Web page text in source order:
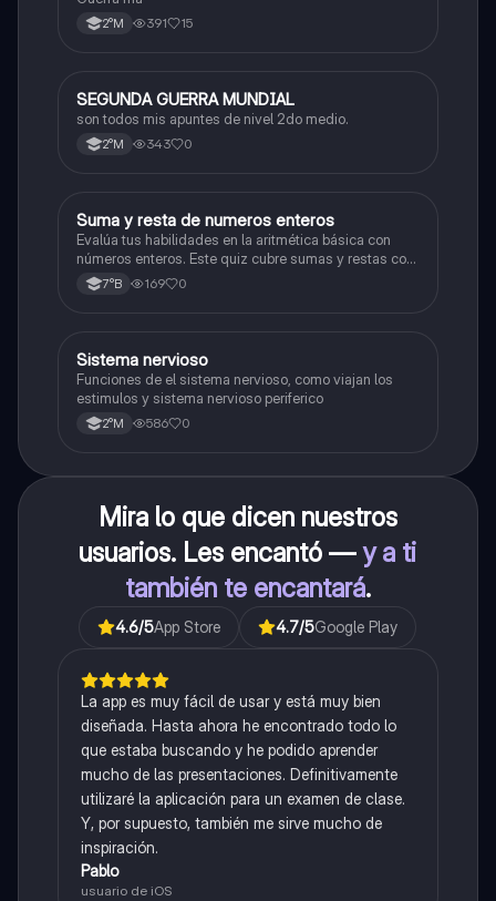
2°M 391 15
Historia
SEGUNDA GUERRA MUNDIAL
son todos mis apuntes de nivel 2do medio.
2°M 343 0
SMatemáticas
Suma y resta de numeros enteros
Evalúa tus habilidades en la aritmética básica con
números enteros. Este quiz cubre sumas y restas con
números positivos y negativos.
7°B 169 0
SBiología
Sistema nervioso
Funciones de el sistema nervioso, como viajan los
estimulos y sistema nervioso periferico
2°M 586 0
Mira lo que dicen nuestros
usuarios. Les encantó —y a ti
también te encantará.
4.6/5App Store 4.7/5Google Play
La app es muy fácil de usar y está muy bien
diseñada. Hasta ahora he encontrado todo lo
que estaba buscando y he podido aprender
mucho de las presentaciones. Definitivamente
utilizaré la aplicación para un examen de clase.
Y, por supuesto, también me sirve mucho de
inspiración.
Pablo
usuario de iOS